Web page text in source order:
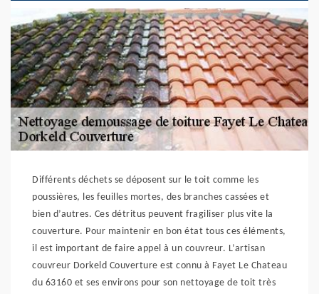
Différents déchets se déposent sur le toit comme les
poussières, les feuilles mortes, des branches cassées et
bien d’autres. Ces détritus peuvent fragiliser plus vite la
couverture. Pour maintenir en bon état tous ces éléments,
il est important de faire appel à un couvreur. L’artisan
couvreur Dorkeld Couverture est connu à Fayet Le Chateau
du 63160 et ses environs pour son nettoyage de toit très